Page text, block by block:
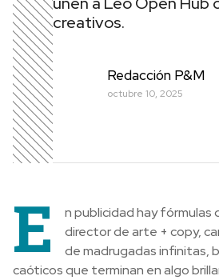
creativos.
Redacción P&M
octubre 10, 2025
E
n publicidad hay fórmulas
director de arte + copy,
de madrugadas infinitas,
caóticos que terminan en algo